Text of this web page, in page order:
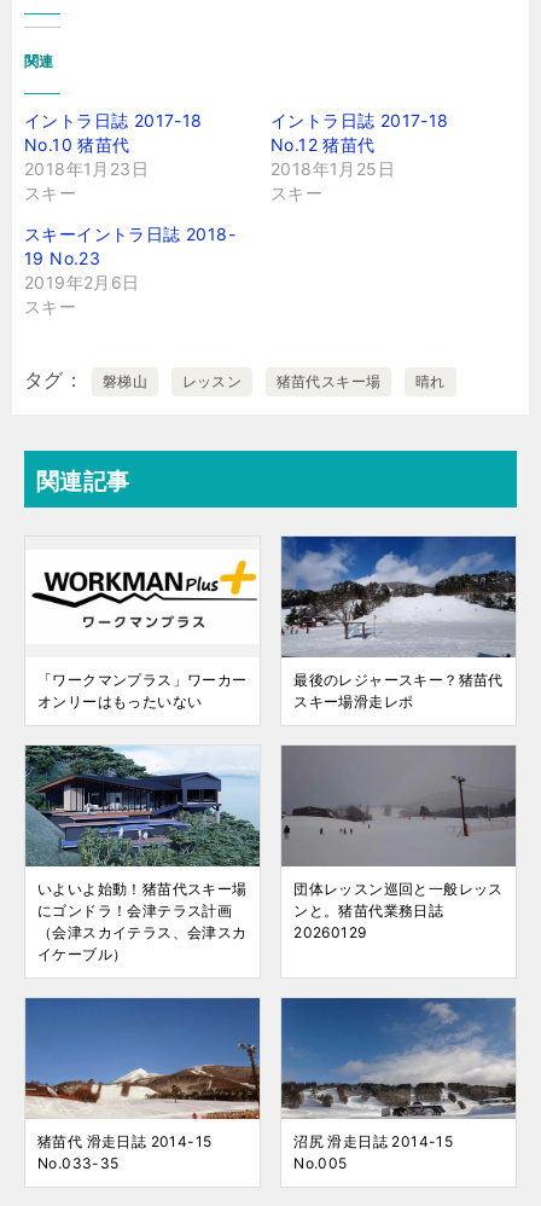
関連
イントラ日誌 2017-18
No.10 猪苗代
2018年1月23日
スキー
イントラ日誌 2017-18
No.12 猪苗代
2018年1月25日
スキー
スキーイントラ日誌 2018-
19 No.23
2019年2月6日
スキー
タグ 磐梯山 レッスン 猪苗代スキー場 晴れ
関連記事
「ワークマンプラス」ワーカー
オンリーはもったいない
最後のレジャースキー？猪苗代
スキー場滑走レポ
いよいよ始動！猪苗代スキー場
にゴンドラ！会津テラス計画
（会津スカイテラス、会津スカ
イケーブル）
団体レッスン巡回と一般レッス
ンと。猪苗代業務日誌
20260129
猪苗代 滑走日誌 2014-15
No.033-35
沼尻 滑走日誌 2014-15
No.005